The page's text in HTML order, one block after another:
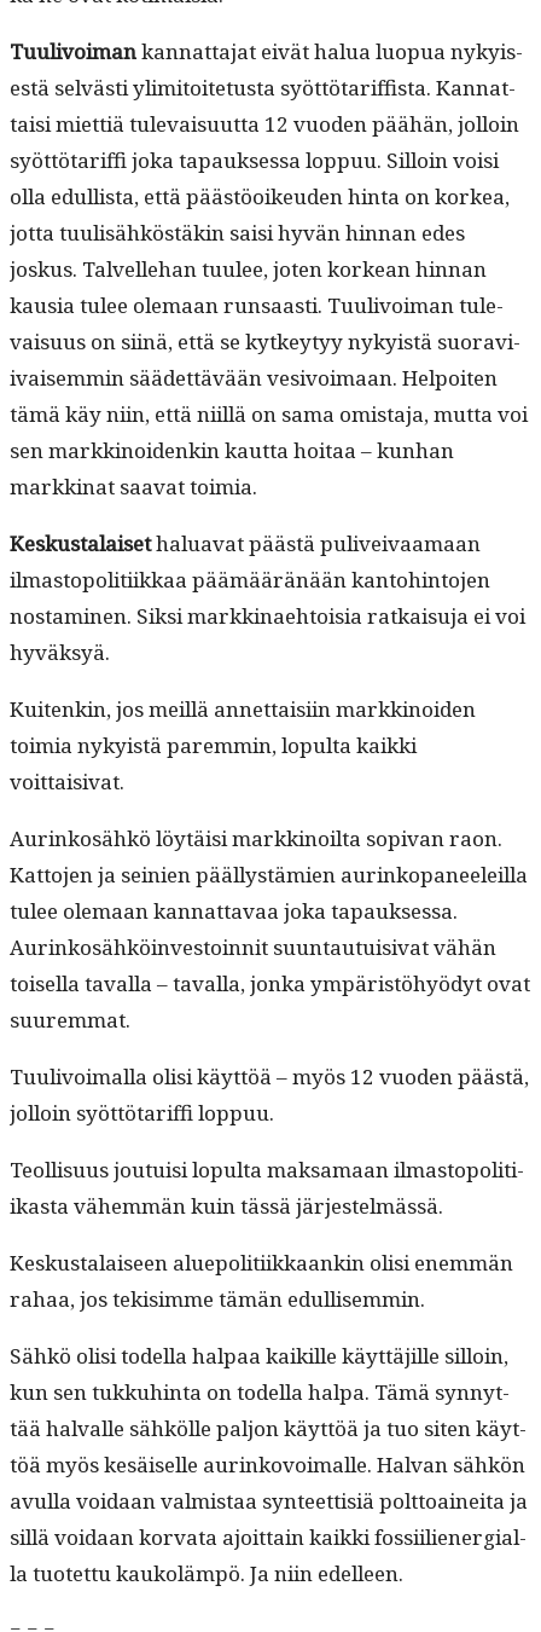
Tuulivoimankan­nat­ta­jat eivät halua luop­ua nykyis­
es­tä selvästi ylim­i­toite­tus­ta syöt­tö­tar­iff­ista. Kan­nat­
taisi miet­tiä tule­vaisu­ut­ta 12 vuo­den päähän, jol­loin
syöt­tö­tar­if­fi joka tapauk­ses­sa lop­puu. Sil­loin voisi
olla edullista, että päästöoikeu­den hin­ta on korkea,
jot­ta tuulisähköstäkin saisi hyvän hin­nan edes
joskus. Talvelle­han tuulee, joten korkean hin­nan
kau­sia tulee ole­maan run­saasti. Tuulivoiman tule­
vaisu­us on siinä, että se kytkey­tyy nyky­istä suo­ravi­
ivaisem­min säädet­tävään vesivoimaan. Helpoiten
tämä käy niin, että niil­lä on sama omis­ta­ja, mut­ta voi
sen markki­noidenkin kaut­ta hoitaa – kun­han
markki­nat saa­vat toimia.
Keskusta­laisethalu­a­vat päästä puliveivaa­maan
ilmastopoli­ti­ikkaa päämääränään kan­to­hin­to­jen
nos­t­a­mi­nen. Sik­si markki­nae­htoisia ratkaisu­ja ei voi
hyväksyä.
Kuitenkin, jos meil­lä annet­taisi­in markki­noiden
toimia nyky­istä parem­min, lop­ul­ta kaik­ki
voittaisivat.
Aurinkosähkö löytäisi markki­noil­ta sopi­van raon.
Kat­to­jen ja seinien päällystämien aurinkopa­neeleil­la
tulee ole­maan kan­nat­tavaa joka tapauk­ses­sa.
Aurinkosähköin­vestoin­nit suun­tau­tu­isi­vat vähän
toisel­la taval­la – taval­la, jon­ka ympäristöhyödyt ovat
suuremmat.
Tuulivoimal­la olisi käyt­töä – myös 12 vuo­den päästä,
jol­loin syöt­tö­tar­if­fi loppuu.
Teol­lisu­us jou­tu­isi lop­ul­ta mak­samaan ilmastopoli­ti­
ikas­ta vähem­män kuin tässä järjestelmässä.
Keskusta­laiseen alue­poli­ti­ikkaankin olisi enem­män
rahaa, jos tek­isimme tämän edullisemmin.
Sähkö olisi todel­la hal­paa kaikille käyt­täjille sil­loin,
kun sen tukkuhin­ta on todel­la hal­pa. Tämä syn­nyt­
tää hal­valle sähkölle paljon käyt­töä ja tuo siten käyt­
töä myös kesäiselle aurinkovoimalle. Hal­van sähkön
avul­la voidaan valmis­taa syn­teet­tisiä polt­toainei­ta ja
sil­lä voidaan kor­va­ta ajoit­tain kaik­ki fos­si­iliener­gial­
la tuotet­tu kaukoläm­pö. Ja niin edelleen.